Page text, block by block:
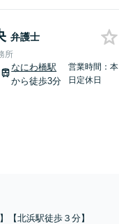
弁護士
所
なにわ橋駅
から徒歩3分
営業時間：本
日定休日
【北浜駅徒歩３分】